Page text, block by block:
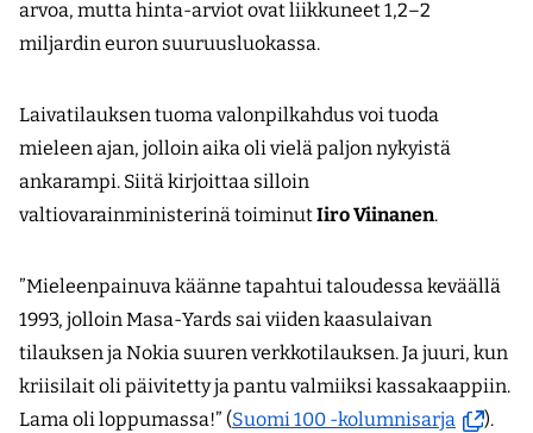
arvoa, mutta hinta-arviot ovat liikkuneet 1,2–2
miljardin euron suuruusluokassa.
Laivatilauksen tuoma valonpilkahdus voi tuoda
mieleen ajan, jolloin aika oli vielä paljon nykyistä
ankarampi. Siitä kirjoittaa silloin
valtiovarainministerinä toiminutIiro Viinanen.
”Mieleenpainuva käänne tapahtui taloudessa keväällä
1993, jolloin Masa-Yards sai viiden kaasulaivan
tilauksen ja Nokia suuren verkkotilauksen. Ja juuri, kun
kriisilait oli päivitetty ja pantu valmiiksi kassakaappiin.
Lama oli loppumassa!” (Suomi 100 -kolumnisarja (avautuu
).